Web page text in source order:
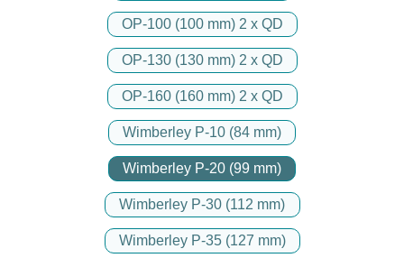
OP-100 (100 mm) 2 x QD
OP-130 (130 mm) 2 x QD
OP-160 (160 mm) 2 x QD
Wimberley P-10 (84 mm)
Wimberley P-20 (99 mm)
Wimberley P-30 (112 mm)
Wimberley P-35 (127 mm)